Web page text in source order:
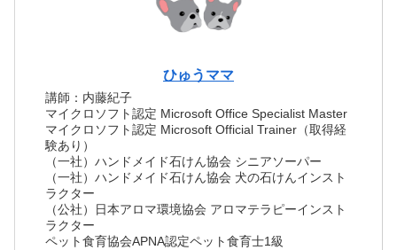
ひゅうママ
講師：内藤紀子
マイクロソフト認定 Microsoft Office Specialist Master
マイクロソフト認定 Microsoft Official Trainer（取得経
験あり）
（一社）ハンドメイド石けん協会 シニアソーパー
（一社）ハンドメイド石けん協会 犬の石けんインスト
ラクター
（公社）日本アロマ環境協会 アロマテラピーインスト
ラクター
ペット食育協会APNA認定ペット食育士1級